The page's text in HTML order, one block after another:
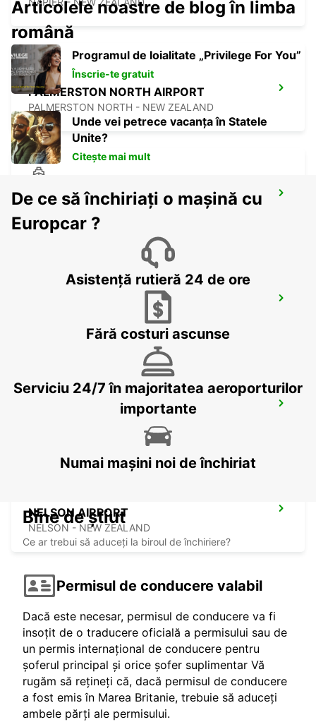
PALMERSTON NORTH AIRPORT
PALMERSTON NORTH - NEW ZEALAND
WELLINGTON FERRY TERMINAL
WELLINGTON - NEW ZEALAND
WELLINGTON AIRPORT
NELSON AIRPORT
NELSON - NEW ZEALAND
Articolele noastre de blog în limba
română
Programul de loialitate „Privilege For You”
Înscrie-te gratuit
Unde vei petrece vacanța în Statele
Unite?
Citește mai mult
De ce să închiriați o mașină cu
Europcar ?
Asistență rutieră 24 de ore
Fără costuri ascunse
Serviciu 24/7 în majoritatea aeroporturilor
importante
Numai mașini noi de închiriat
Bine de știut
Ce ar trebui să aduceți la biroul de închiriere?
Permisul de conducere valabil
Dacă este necesar, permisul de conducere va fi
insoțit de o traducere oficială a permisului sau de
un permis internațional de conducere pentru
șoferul principal și orice șofer suplimentar Vă
rugăm să rețineți că, dacă permisul de conducere
a fost emis în Marea Britanie, trebuie să aduceți
ambele părți ale permisului.